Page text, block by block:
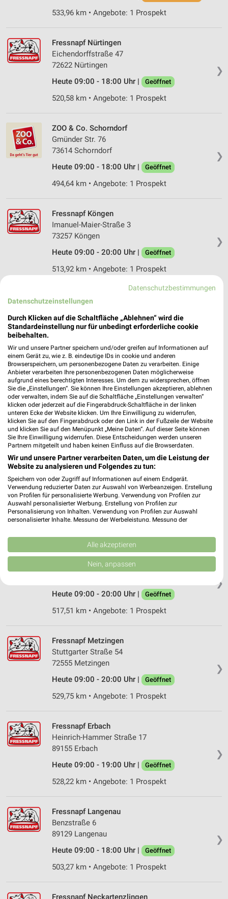
533,96 km • Angebote: 1 Prospekt
❯
Fressnapf Nürtingen
Eichendorffstraße 47
72622 Nürtingen
Heute 09:00 - 18:00 Uhr |
Geöffnet
520,58 km • Angebote: 1 Prospekt
❯
ZOO & Co. Schorndorf
Gmünder Str. 76
73614 Schorndorf
Heute 09:00 - 18:00 Uhr |
Geöffnet
494,64 km • Angebote: 1 Prospekt
❯
Fressnapf Köngen
Imanuel-Maier-Straße 3
73257 Köngen
Heute 09:00 - 20:00 Uhr |
Geöffnet
513,92 km • Angebote: 1 Prospekt
Fressnapf Schorndorf
73614 Schorndorf
495,41 km • Angebote: 1 Prospekt
Fressnapf Deizisau
Esslinger Straße 14
73779 Deizisau
Heute 09:00 - 20:00 Uhr | Geöffnet
509,47 km • Angebote: 1 Prospekt
Kölle Zoo Ulm
Blaubeurer Straße 26
89077 Ulm
Heute 09:00 - 20:00 Uhr | Geöffnet
❯
Fressnapf Neu-Ulm
Im Starkfeld 1
Heute 09:00 - 20:00 Uhr |
Geöffnet
517,51 km • Angebote: 1 Prospekt
❯
Fressnapf Metzingen
Stuttgarter Straße 54
72555 Metzingen
Heute 09:00 - 20:00 Uhr |
Geöffnet
529,75 km • Angebote: 1 Prospekt
❯
Fressnapf Erbach
Heinrich-Hammer Straße 17
89155 Erbach
Heute 09:00 - 19:00 Uhr |
Geöffnet
528,22 km • Angebote: 1 Prospekt
❯
Fressnapf Langenau
Benzstraße 6
89129 Langenau
Heute 09:00 - 18:00 Uhr |
Geöffnet
503,27 km • Angebote: 1 Prospekt
Datenschutzbestimmungen
Datenschutzeinstellungen
Durch Klicken auf die Schaltfläche „Ablehnen“ wird die
Standardeinstellung nur für unbedingt erforderliche cookie
beibehalten.
Wir und unsere Partner speichern und/oder greifen auf Informationen auf
einem Gerät zu, wie z. B. eindeutige IDs in cookie und anderen
Browserspeichern, um personenbezogene Daten zu verarbeiten. Einige
Anbieter verarbeiten Ihre personenbezogenen Daten möglicherweise
aufgrund eines berechtigten Interesses. Um dem zu widersprechen, öffnen
Sie die „Einstellungen“. Sie können Ihre Einstellungen akzeptieren, ablehnen
oder verwalten, indem Sie auf die Schaltfläche „Einstellungen verwalten“
klicken oder jederzeit auf die Fingerabdruck-Schaltfläche in der linken
unteren Ecke der Website klicken. Um Ihre Einwilligung zu widerrufen,
klicken Sie auf den Fingerabdruck oder den Link in der Fußzeile der Website
und klicken Sie auf den Menüpunkt „Meine Daten“. Auf dieser Seite können
Sie Ihre Einwilligung widerrufen. Diese Entscheidungen werden unseren
Partnern mitgeteilt und haben keinen Einfluss auf die Browserdaten.
Wir und unsere Partner verarbeiten Daten, um die Leistung der
Website zu analysieren und Folgendes zu tun:
Speichern von oder Zugriff auf Informationen auf einem Endgerät.
Verwendung reduzierter Daten zur Auswahl von Werbeanzeigen. Erstellung
von Profilen für personalisierte Werbung. Verwendung von Profilen zur
Auswahl personalisierter Werbung. Erstellung von Profilen zur
Personalisierung von Inhalten. Verwendung von Profilen zur Auswahl
personalisierter Inhalte. Messung der Werbeleistung. Messung der
Kombinationen von Daten aus verschiedenen Quellen. Entwicklung und
Verbesserung der Angebote. Verwendung reduzierter Daten zur Auswahl
von Inhalten.
Daten können außerhalb der Europäischen Union weitergegeben und in die
USA gesendet werden.
Website/App.
Wir nutzen Ihre Daten für folgende Zwecke:
Speichern von oder Zugriff auf Informationen
auf einem Endgerät
Werbeanzeigen
Erstellung von Profilen für personalisierte
Verwendung von Profilen zur Auswahl
personalisierter Werbung
Erstellung von Profilen zur Personalisierung
von Inhalten
Messung der Werbeleistung
Messung der Performance von Inhalten
Kombinationen von Daten aus verschiedenen
Alle akzeptieren
Nein, anpassen